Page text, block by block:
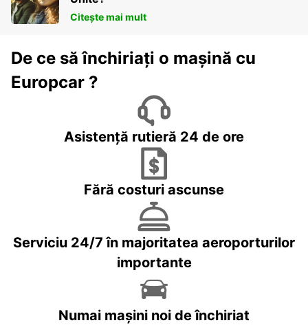
Citește mai mult
De ce să închiriați o mașină cu
Europcar ?
Asistență rutieră 24 de ore
Fără costuri ascunse
Serviciu 24/7 în majoritatea aeroporturilor
importante
Numai mașini noi de închiriat